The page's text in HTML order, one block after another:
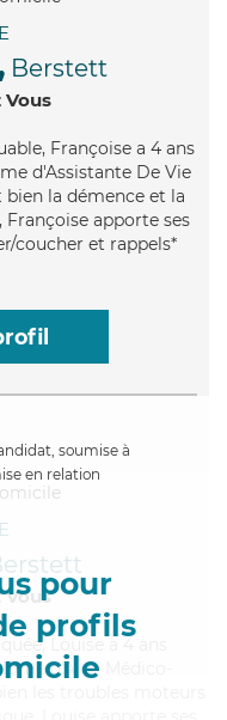
Berstett
Vous
Françoise a 4 ans
d'Assistante De Vie
la démence et la
apporte ses
coucher et rappels*
soumise à
en relation
pour
profils
Vous
Louise a 4 ans
d'Aide Médico-